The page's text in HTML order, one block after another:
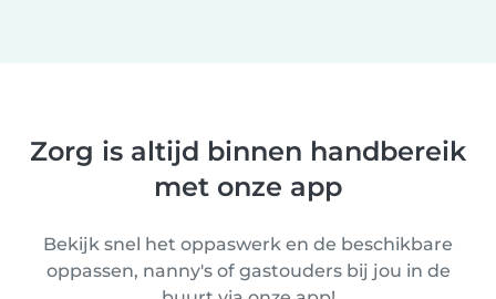
Zorg is altijd binnen handbereik
met onze app
Bekijk snel het oppaswerk en de beschikbare
oppassen, nanny's of gastouders bij jou in de